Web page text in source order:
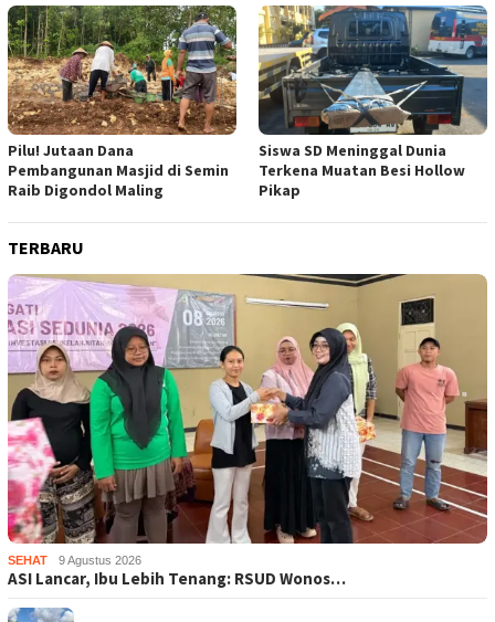
Pilu! Jutaan Dana
Pembangunan Masjid di Semin
Raib Digondol Maling
Siswa SD Meninggal Dunia
Terkena Muatan Besi Hollow
Pikap
TERBARU
SEHAT 9 Agustus 2026
ASI Lancar, Ibu Lebih Tenang: RSUD Wonos…